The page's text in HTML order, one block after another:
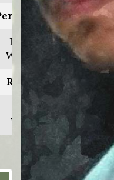
Richard
Westlake
Regia di:
Lewis
Teague